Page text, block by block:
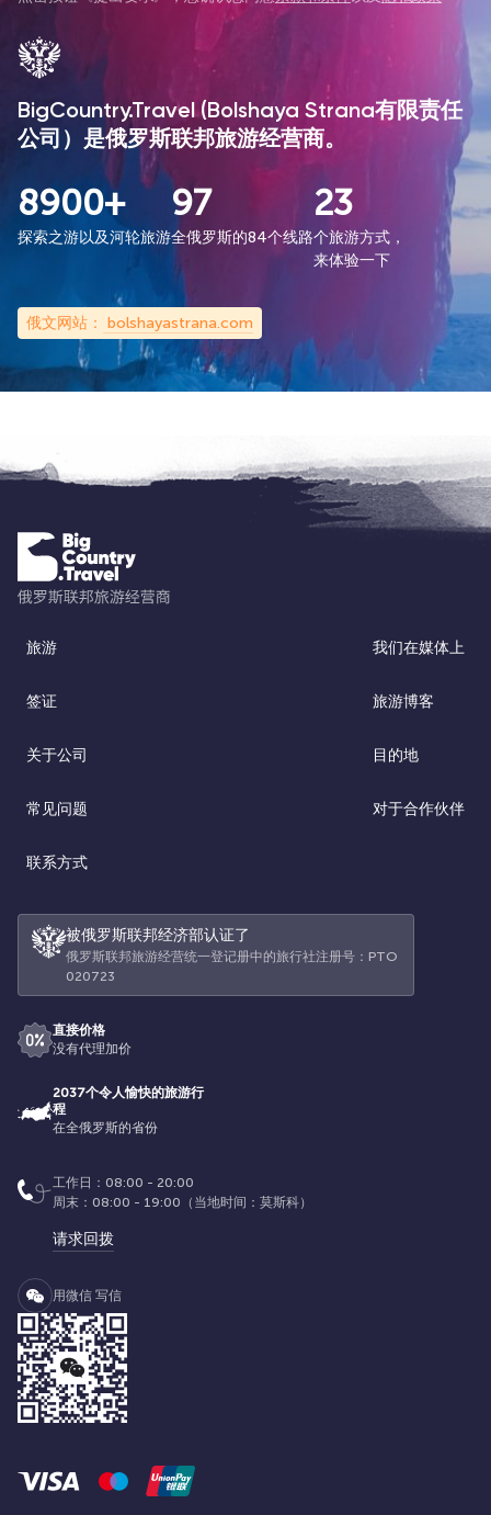
BigCountry.Travel (Bolshaya Strana有限责任
公司）是俄罗斯联邦旅游经营商。
8900+
探索之游以及河轮旅游
97
全俄罗斯的84个线路
23
个旅游方式，
来体验一下
俄文网站： bolshayastrana.com
旅游 我们在媒体上
签证 旅游博客
关于公司 目的地
常见问题 对于合作伙伴
联系方式
被俄罗斯联邦经济部认证了
俄罗斯联邦旅游经营统一登记册中的旅行社注册号：РТО
020723
直接价格
没有代理加价
2037个令人愉快的旅游行
程
在全俄罗斯的省份
工作日：08:00 - 20:00
周末：08:00 - 19:00（当地时间：莫斯科）
请求回拨
用微信 写信